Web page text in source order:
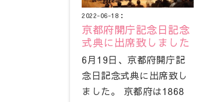
2022-06-18：
京都府開庁記念日記念
式典に出席致しました
6月19日、京都府開庁記
念日記念式典に出席致し
ました。 京都府は1868